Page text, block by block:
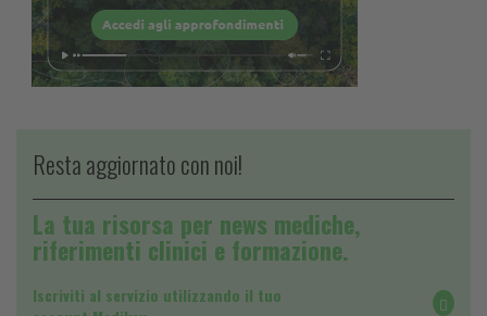
Resta aggiornato con noi!
La tua risorsa per news mediche,
riferimenti clinici e formazione.
Iscriviti al servizio utilizzando il tuo